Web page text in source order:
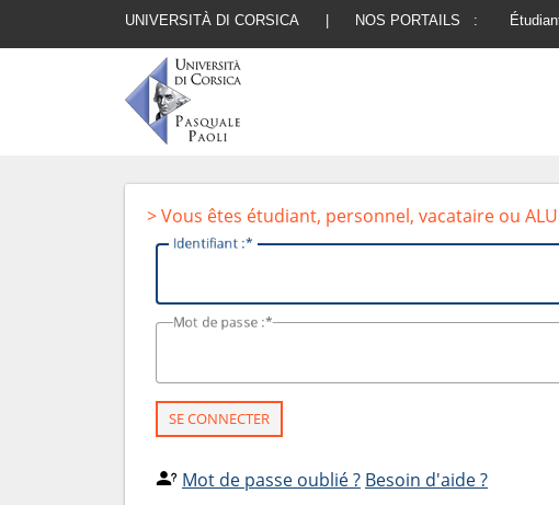
UNIVERSITÀ DI CORSICA NOS PORTAILS :
> Vous êtes étudiant, personnel, vacataire ou
Identifiant :
Mot de passe :
SE CONNECTER
Mot de passe oublié ? Besoin d'aide ?